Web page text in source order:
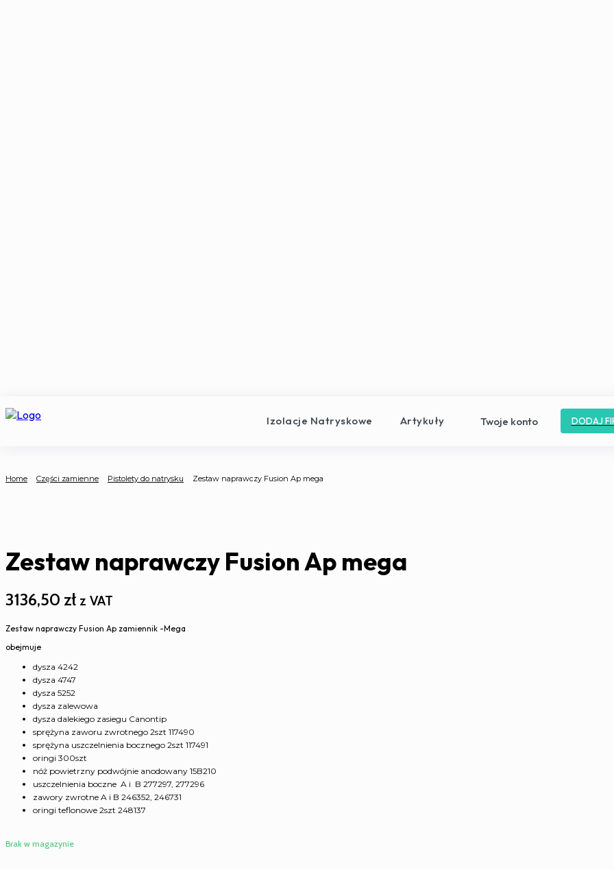
Izolacje Natryskowe Artykuły Twoje konto DODAJ
Home Części zamienne Pistolety do natrysku Zestaw naprawczy Fusion Ap mega
Zestaw naprawczy Fusion Ap mega
3136,50 zł z VAT
Zestaw naprawczy Fusion Ap zamiennik -Mega
obejmuje
dysza 4242
dysza 4747
dysza 5252
dysza zalewowa
dysza dalekiego zasiegu Canontip
sprężyna zaworu zwrotnego 2szt 117490
sprężyna uszczelnienia bocznego 2szt 117491
oringi 300szt
nóż powietrzny podwójnie anodowany 15B210
uszczelnienia boczne A i B 277297, 277296
zawory zwrotne A i B 246352, 246731
oringi teflonowe 2szt 248137
Brak w magazynie